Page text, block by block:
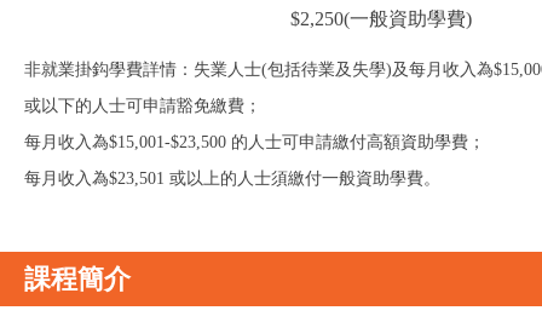
$2,250(一般資助學費)
非就業掛鈎學費詳情：失業人士(包括待業及失學)及每月收入為
或以下的人士可申請豁免繳費；
每月收入為$15,001-$23,500 的人士可申請繳付高額資助學費；
每月收入為$23,501 或以上的人士須繳付一般資助學費。
課程簡介